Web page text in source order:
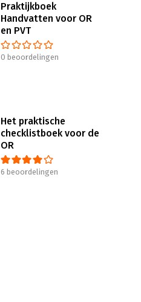
Praktijkboek
Handvatten voor OR
en PVT
0 beoordelingen
Het praktische
checklistboek voor de
OR
6 beoordelingen